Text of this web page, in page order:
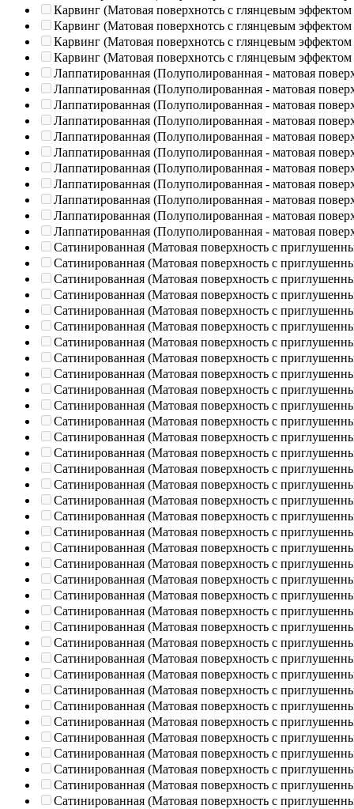
Карвинг (Матовая поверхнотсь с глянцевым эффектом
Карвинг (Матовая поверхнотсь с глянцевым эффектом
Карвинг (Матовая поверхнотсь с глянцевым эффектом
Карвинг (Матовая поверхнотсь с глянцевым эффектом
Лаппатированная (Полуполированная - матовая
Лаппатированная (Полуполированная - матовая
Лаппатированная (Полуполированная - матовая
Лаппатированная (Полуполированная - матовая
Лаппатированная (Полуполированная - матовая
Лаппатированная (Полуполированная - матовая
Лаппатированная (Полуполированная - матовая
Лаппатированная (Полуполированная - матовая
Лаппатированная (Полуполированная - матовая
Лаппатированная (Полуполированная - матовая
Лаппатированная (Полуполированная - матовая
Сатинированная (Матовая поверхность с
Сатинированная (Матовая поверхность с
Сатинированная (Матовая поверхность с
Сатинированная (Матовая поверхность с
Сатинированная (Матовая поверхность с
Сатинированная (Матовая поверхность с
Сатинированная (Матовая поверхность с
Сатинированная (Матовая поверхность с
Сатинированная (Матовая поверхность с
Сатинированная (Матовая поверхность с
Сатинированная (Матовая поверхность с
Сатинированная (Матовая поверхность с
Сатинированная (Матовая поверхность с
Сатинированная (Матовая поверхность с
Сатинированная (Матовая поверхность с
Сатинированная (Матовая поверхность с
Сатинированная (Матовая поверхность с
Сатинированная (Матовая поверхность с
Сатинированная (Матовая поверхность с
Сатинированная (Матовая поверхность с
Сатинированная (Матовая поверхность с
Сатинированная (Матовая поверхность с
Сатинированная (Матовая поверхность с
Сатинированная (Матовая поверхность с
Сатинированная (Матовая поверхность с
Сатинированная (Матовая поверхность с
Сатинированная (Матовая поверхность с
Сатинированная (Матовая поверхность с
Сатинированная (Матовая поверхность с
Сатинированная (Матовая поверхность с
Сатинированная (Матовая поверхность с
Сатинированная (Матовая поверхность с
Сатинированная (Матовая поверхность с
Сатинированная (Матовая поверхность с
Сатинированная (Матовая поверхность с
Сатинированная (Матовая поверхность с